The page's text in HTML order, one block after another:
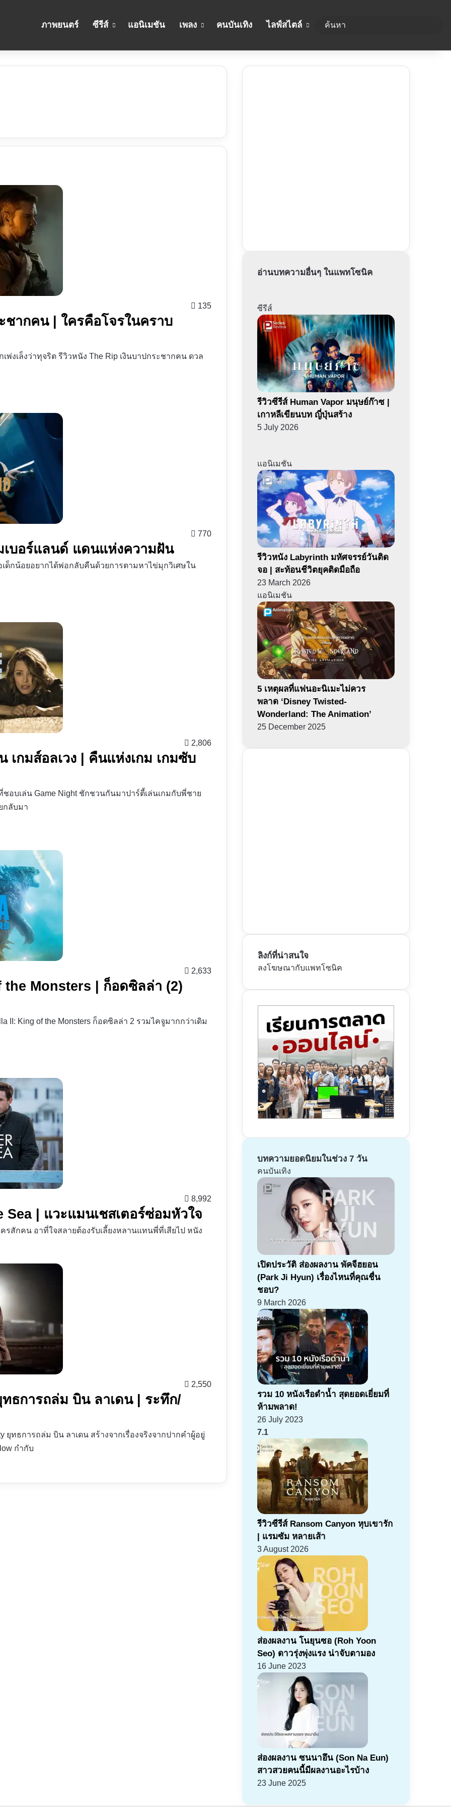
ภาพยนตร์ ซีรีส์ แอนิเมชัน เพลง คนบันเทิง ไลฟ์สไตล์
135
ชากคน | ใครคือโจรในคราบ
พ่งเล็งว่าทุจริต รีวิวหนัง The Rip เงินบาปกระชากคน ดวล
770
บอร์แลนด์ แดนแห่งความฝัน
ด็กน้อยอยากได้พ่อกลับคืนด้วยการตามหาไข่มุกวิเศษใน
2,806
กมส์อลเวง | คืนแห่งเกม เกมซับ
อบเล่น Game Night ชักชวนกันมาปาร์ตี้เล่นเกมกับพี่ชาย
กลับมา
2,633
Monsters | ก็อดซิลล่า (2)
II: King of the Monsters ก็อดซิลล่า 2 รวมไคจูมากกว่าเดิม
8,992
| แวะแมนเชสเตอร์ซ่อมหัวใจ
รสักคน อาที่ใจสลายต้องรับเลี้ยงหลานแทนพี่ที่เสียไป หนัง
2,550
ธการถล่ม บิน ลาเดน | ระทึก/
ทธการถล่ม บิน ลาเดน สร้างจากเรื่องจริงจากปากคำผู้อยู่
กำกับ
อ่านบทความอื่นๆ ในแพทโซนิค
ซีรีส์
รีวิวซีรีส์ Human Vapor มนุษย์ก๊าซ |
เกาหลีเขียนบท ญี่ปุ่นสร้าง
5 July 2026
แอนิเมชัน
รีวิวหนัง Labyrinth มหัศจรรย์วันติด
จอ | สะท้อนชีวิตยุคติดมือถือ
23 March 2026
แอนิเมชัน
5 เหตุผลที่แฟนอะนิเมะไม่ควร
พลาด ‘Disney Twisted-
Wonderland: The Animation’
25 December 2025
ลิงก์ที่น่าสนใจ
ลงโฆษณากับแพทโซนิค
บทความยอดนิยมในช่วง 7 วัน
คนบันเทิง
เปิดประวัติ ส่องผลงาน พัคจีฮยอน
(Park Ji Hyun) เรื่องไหนที่คุณชื่น
ชอบ?
9 March 2026
รวม 10 หนังเรือดำน้ำ สุดยอดเยี่ยมที่
ห้ามพลาด!
26 July 2023
7.1
รีวิวซีรีส์ Ransom Canyon หุบเขารัก
| แรมซัม หลายเส้า
3 August 2026
ส่องผลงาน โนยุนซอ (Roh Yoon
Seo) ดาวรุ่งพุ่งแรง น่าจับตามอง
16 June 2023
ส่องผลงาน ซนนาอึน (Son Na Eun)
สาวสวยคนนี้มีผลงานอะไรบ้าง
23 June 2025